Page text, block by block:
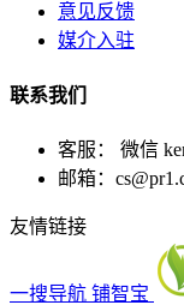
意见反馈
媒介入驻
联系我们
客服： 微信
邮箱：
友情链接
一搜导航 铺智宝